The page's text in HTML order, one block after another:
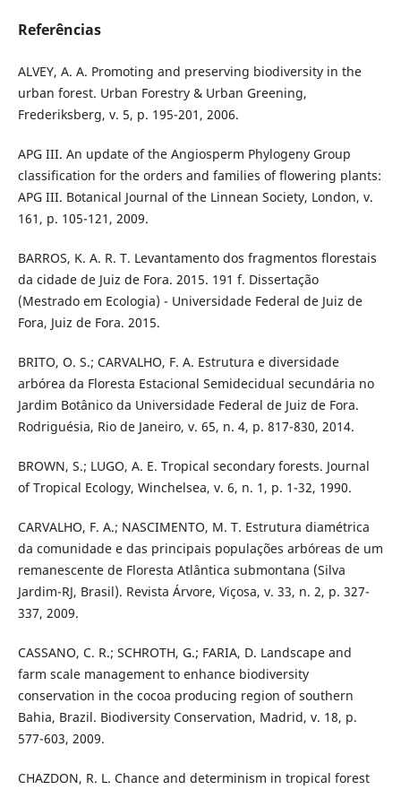
Referências
ALVEY, A. A. Promoting and preserving biodiversity in the
urban forest. Urban Forestry & Urban Greening,
Frederiksberg, v. 5, p. 195-201, 2006.
APG III. An update of the Angiosperm Phylogeny Group
classification for the orders and families of flowering plants:
APG III. Botanical Journal of the Linnean Society, London, v.
161, p. 105-121, 2009.
BARROS, K. A. R. T. Levantamento dos fragmentos florestais
da cidade de Juiz de Fora. 2015. 191 f. Dissertação
(Mestrado em Ecologia) - Universidade Federal de Juiz de
Fora, Juiz de Fora. 2015.
BRITO, O. S.; CARVALHO, F. A. Estrutura e diversidade
arbórea da Floresta Estacional Semidecidual secundária no
Jardim Botânico da Universidade Federal de Juiz de Fora.
Rodriguésia, Rio de Janeiro, v. 65, n. 4, p. 817-830, 2014.
BROWN, S.; LUGO, A. E. Tropical secondary forests. Journal
of Tropical Ecology, Winchelsea, v. 6, n. 1, p. 1-32, 1990.
CARVALHO, F. A.; NASCIMENTO, M. T. Estrutura diamétrica
da comunidade e das principais populações arbóreas de um
remanescente de Floresta Atlântica submontana (Silva
Jardim-RJ, Brasil). Revista Árvore, Viçosa, v. 33, n. 2, p. 327-
337, 2009.
CASSANO, C. R.; SCHROTH, G.; FARIA, D. Landscape and
farm scale management to enhance biodiversity
conservation in the cocoa producing region of southern
Bahia, Brazil. Biodiversity Conservation, Madrid, v. 18, p.
577-603, 2009.
CHAZDON, R. L. Chance and determinism in tropical forest